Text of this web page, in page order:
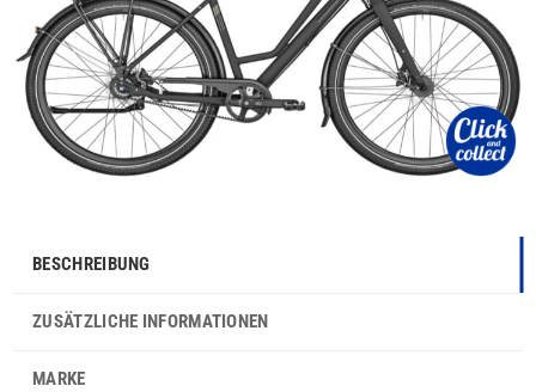
BESCHREIBUNG
ZUSÄTZLICHE INFORMATIONEN
MARKE